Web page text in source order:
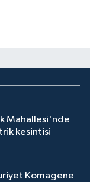
Mahallesi'nde
kesintisi
Komagene